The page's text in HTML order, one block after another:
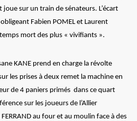
joue sur un train de sénateurs. L’écart
Fabien POMEL et Laurent
temps mort des plus « vivifiants ».
KANE prend en charge la révolte
les prises à deux remet la machine en
de 4 paniers primés dans ce quart
sur les joueurs de l’Allier
au four et au moulin face à des